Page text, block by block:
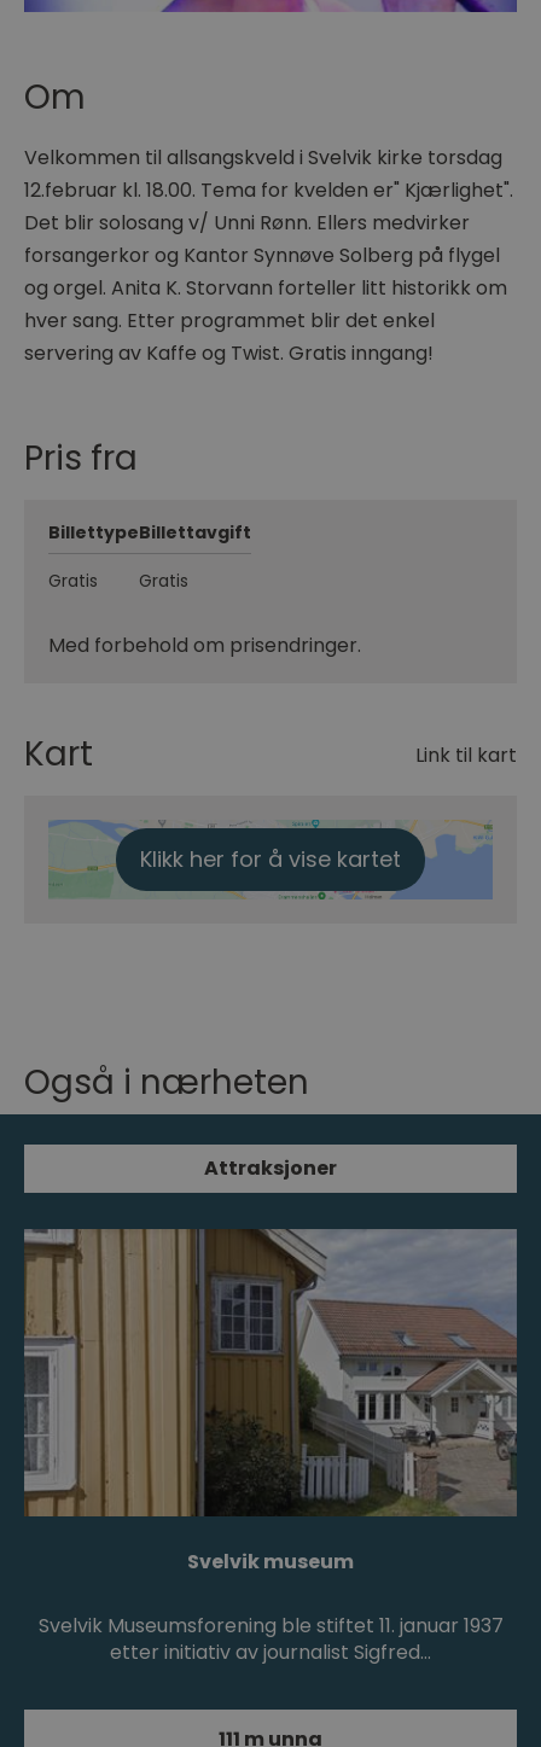
Om
Velkommen til allsangskveld i Svelvik kirke torsdag
12.februar kl. 18.00. Tema for kvelden er" Kjærlighet".
Det blir solosang v/ Unni Rønn. Ellers medvirker
forsangerkor og Kantor Synnøve Solberg på flygel
og orgel. Anita K. Storvann forteller litt historikk om
hver sang. Etter programmet blir det enkel
servering av Kaffe og Twist. Gratis inngang!
Pris fra
BillettypeBillettavgift
Gratis
Gratis
Med forbehold om prisendringer.
Kart Link til kart
Klikk her for å vise kartet
Også i nærheten
Attraksjoner
Svelvik museum
Svelvik Museumsforening ble stiftet 11. januar 1937
etter initiativ av journalist Sigfred…
111 m unna